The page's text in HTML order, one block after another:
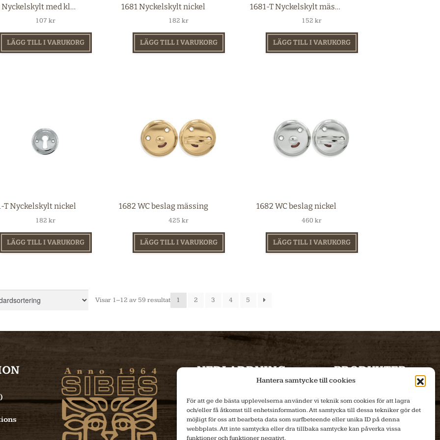
Hantera samtycke till cookies
För att ge de bästa upplevelserna använder vi teknik som cookies för att lagra
och/eller få åtkomst till enhetsinformation. Att samtycka till dessa tekniker gör det
möjligt för oss att bearbeta data som surfbeteende eller unika ID på denna
webbplats. Att inte samtycka eller dra tillbaka samtycke kan påverka vissa
funktioner och funktioner negativt.
1681 Nyckelskylt med kläpp nickel
107 kr
LÄGG TILL I VARUKORG
1681 Nyckelskylt nickel
182 kr
LÄGG TILL I VARUKORG
1681-T Nyckelskylt mässing
152 kr
LÄGG TILL I VARUKORG
T Nyckelskylt nickel
182 kr
LÄGG TILL I VARUKORG
1682 WC beslag mässing
425 kr
LÄGG TILL I VARUKORG
1682 WC beslag nickel
460 kr
LÄGG TILL I VARUKORG
Visar 1–12 av 59 resultat 1 2 3 4 5
NEDLADDNING
Produktblad
Bilder
PRODUKTER
Produktinfo
E-handel